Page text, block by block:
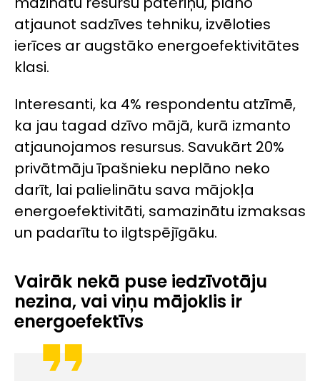
atjaunot sadzīves tehniku, izvēloties
ierīces ar augstāko energoefektivitātes
klasi.
Interesanti, ka 4% respondentu atzīmē,
ka jau tagad dzīvo mājā, kurā izmanto
atjaunojamos resursus. Savukārt 20%
privātmāju īpašnieku neplāno neko
darīt, lai palielinātu sava mājokļa
energoefektivitāti, samazinātu izmaksas
un padarītu to ilgtspējīgāku.
Vairāk nekā puse iedzīvotāju
nezina, vai viņu mājoklis ir
energoefektīvs